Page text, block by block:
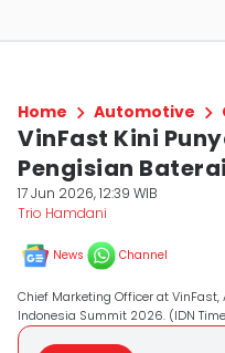
Home Automotive
VinFast Kini
Pengisian
17 Jun 2026, 12:39 WIB
Trio Hamdani
News Channel
Chief Marketing Officer at
Indonesia Summit 2026. (IDN